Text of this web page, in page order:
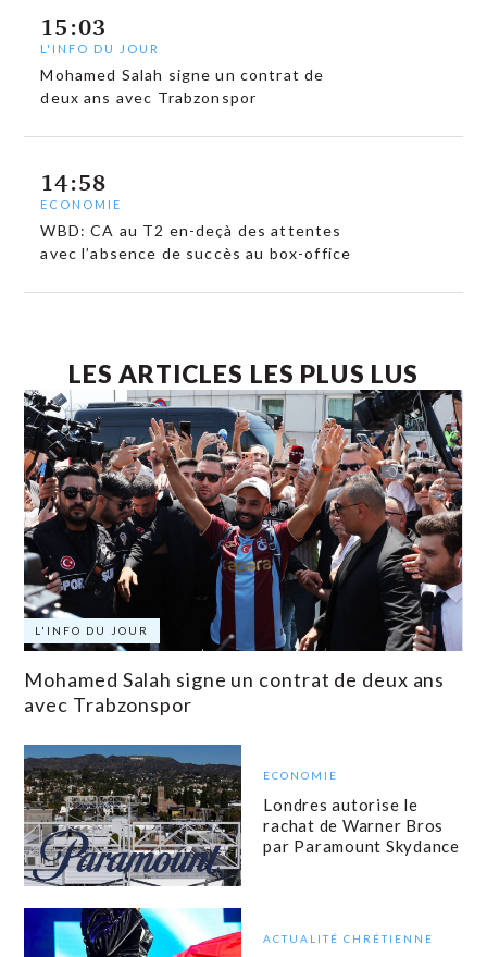
15:03
L'INFO DU JOUR
Mohamed Salah signe un contrat de
deux ans avec Trabzonspor
14:58
ECONOMIE
WBD: CA au T2 en-deçà des attentes
avec l’absence de succès au box-office
LES ARTICLES LES PLUS LUS
L'INFO DU JOUR
Mohamed Salah signe un contrat de deux ans
avec Trabzonspor
ECONOMIE
Londres autorise le
rachat de Warner Bros
par Paramount Skydance
ACTUALITÉ CHRÉTIENNE